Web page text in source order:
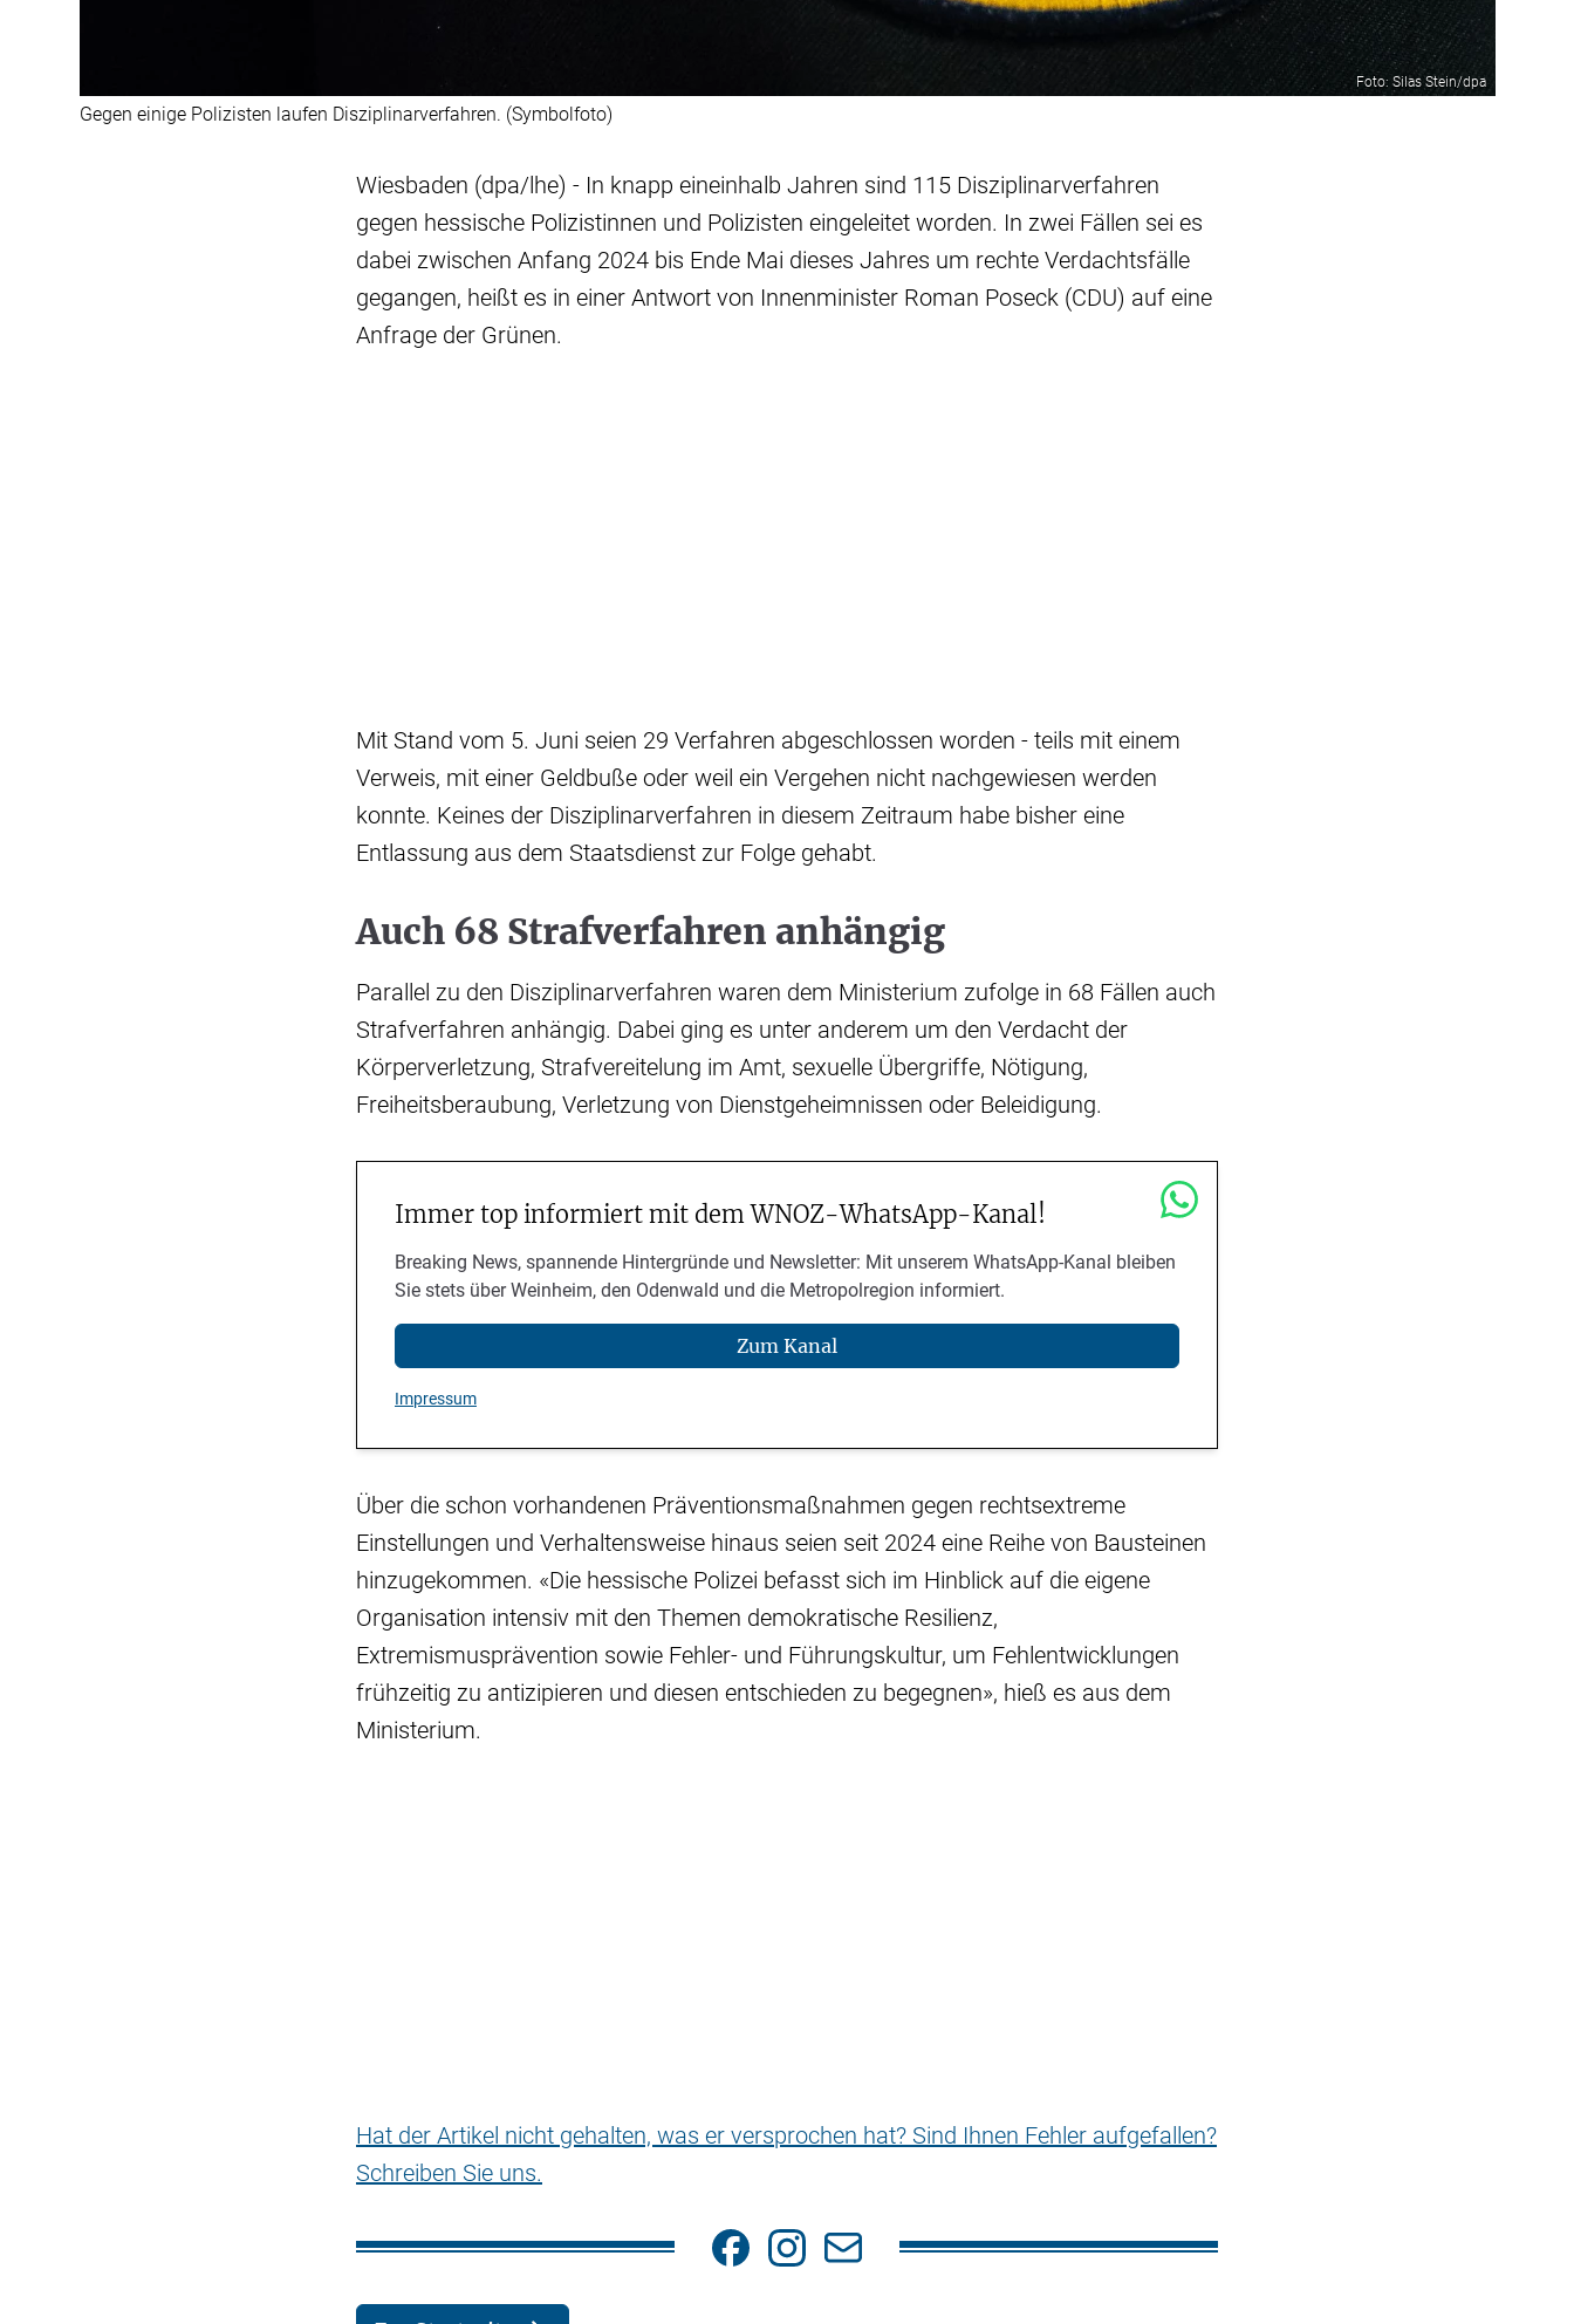
Foto: Silas Stein/dpa
Gegen einige Polizisten laufen Disziplinarverfahren. (Symbolfoto)
Wiesbaden (dpa/lhe) - In knapp eineinhalb Jahren sind 115 Disziplinarverfahren
gegen hessische Polizistinnen und Polizisten eingeleitet worden. In zwei Fällen sei es
dabei zwischen Anfang 2024 bis Ende Mai dieses Jahres um rechte Verdachtsfälle
gegangen, heißt es in einer Antwort von Innenminister Roman Poseck (CDU) auf eine
Anfrage der Grünen.
Mit Stand vom 5. Juni seien 29 Verfahren abgeschlossen worden - teils mit einem
Verweis, mit einer Geldbuße oder weil ein Vergehen nicht nachgewiesen werden
konnte. Keines der Disziplinarverfahren in diesem Zeitraum habe bisher eine
Entlassung aus dem Staatsdienst zur Folge gehabt.
Auch 68 Strafverfahren anhängig
Parallel zu den Disziplinarverfahren waren dem Ministerium zufolge in 68 Fällen auch
Strafverfahren anhängig. Dabei ging es unter anderem um den Verdacht der
Körperverletzung, Strafvereitelung im Amt, sexuelle Übergriffe, Nötigung,
Freiheitsberaubung, Verletzung von Dienstgeheimnissen oder Beleidigung.
Immer top informiert mit dem WNOZ-WhatsApp-Kanal!
Breaking News, spannende Hintergründe und Newsletter: Mit unserem WhatsApp-Kanal bleiben
Sie stets über Weinheim, den Odenwald und die Metropolregion informiert.
Zum Kanal
Impressum
Über die schon vorhandenen Präventionsmaßnahmen gegen rechtsextreme
Einstellungen und Verhaltensweise hinaus seien seit 2024 eine Reihe von Bausteinen
hinzugekommen. «Die hessische Polizei befasst sich im Hinblick auf die eigene
Organisation intensiv mit den Themen demokratische Resilienz,
Extremismusprävention sowie Fehler- und Führungskultur, um Fehlentwicklungen
frühzeitig zu antizipieren und diesen entschieden zu begegnen», hieß es aus dem
Ministerium.
Hat der Artikel nicht gehalten, was er versprochen hat? Sind Ihnen Fehler aufgefallen?
Schreiben Sie uns.